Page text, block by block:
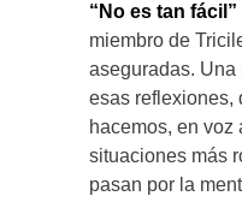
“No es tan fácil”
miembro de
aseguradas. Una
esas reflexiones,
hacemos, en voz
situaciones más
pasan por la